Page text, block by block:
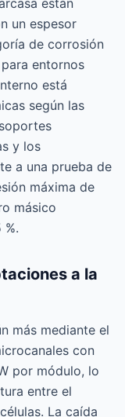
están
un espesor
de corrosión
entornos
está
según las
y los
a una prueba de
máxima de
másico
a la
más mediante el
con
por módulo, lo
entre el
La caída